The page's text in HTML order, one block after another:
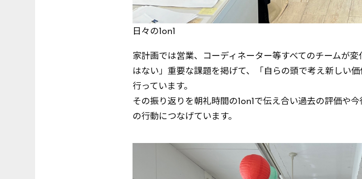
日々の1on1
家計画では営業、コーディネーター等すべてのチームが
はない」重要な課題を掲げて、「自らの頭で考え新しい
行っています。
その振り返りを朝礼時間の1on1で伝え合い過去の評価や
の行動につなげています。